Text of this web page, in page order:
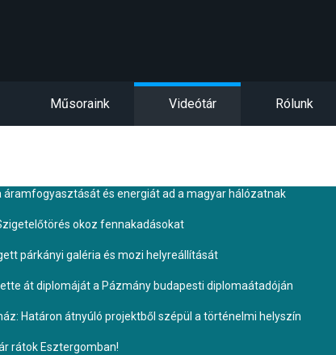
Műsoraink Videótár Rólunk
és energiát ad a magyar hálózatnak
okoz fennakadásokat
párkányi galéria és mozi helyreállítását
át diplomáját a Pázmány budapesti diplomaátadóján
Határon átnyúló projektből szépül a történelmi helyszín
rátok Esztergomban!